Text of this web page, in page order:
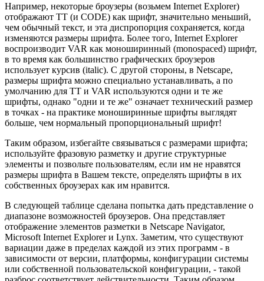
Например, некоторые броузеры (возьмем Internet Explorer)
отображают TT (и CODE) как шрифт, значительно меньший,
чем обычный текст, и эта диспропорция сохраняется, когда
изменяются размеры шрифта. Более того, Internet Explorer
воспроизводит VAR как моноширинный (monospaced) шрифт,
в то время как большинство графических броузеров
использует курсив (italic). С другой стороны, в Netscape,
размеры шрифта можно специально устанавливать, а по
умолчанию для TT и VAR используются одни и те же
шрифты, однако "одни и те же" означает технический размер
в точках - на практике моноширинные шрифты выглядят
больше, чем нормальный пропорциональный шрифт!
Таким образом, избегайте связываться с размерами шрифта;
используйте фразовую разметку и другие структурные
элементы и позвольте пользователям, если им не нравятся
размеры шрифта в Вашем тексте, определять шрифты в их
собственных броузерах как им нравится.
В следующей таблице сделана попытка дать представление о
диапазоне возможностей броузеров. Она представляет
отображение элементов разметки в Netscape Navigator,
Microsoft Internet Explorer и Lynx. Заметим, что существуют
вариации даже в пределах каждой из этих программ - в
зависимости от версии, платформы, конфигурации системы
или собственной пользовательской конфигурации, - такой